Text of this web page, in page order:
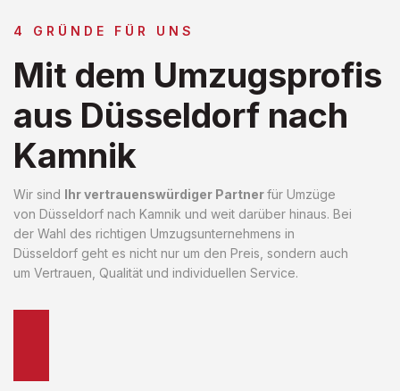
4 GRÜNDE FÜR UNS
Mit dem Umzugsprofis
aus Düsseldorf nach
Kamnik
Wir sind Ihr vertrauenswürdiger Partnerfür Umzüge
von Düsseldorf nach Kamnik und weit darüber hinaus. Bei
der Wahl des richtigen Umzugsunternehmens in
Düsseldorf geht es nicht nur um den Preis, sondern auch
um Vertrauen, Qualität und individuellen Service.